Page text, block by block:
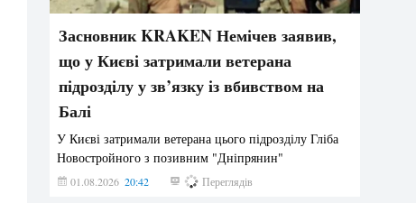
Засновник KRAKEN Немічев заявив,
що у Києві затримали ветерана
підрозділу у зв’язку із вбивством на
Балі
У Києві затримали ветерана цього підрозділу Гліба
Новостройного з позивним "Дніпрянин"
01.08.2026 20:42 177 Переглядів